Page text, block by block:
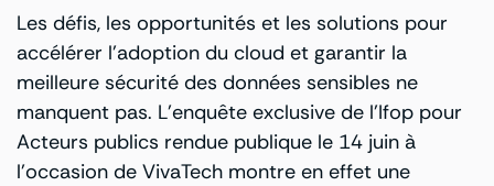
Les défis, les opportunités et les solutions pour
accélérer l’adoption du cloud et garantir la
meilleure sécurité des données sensibles ne
manquent pas. L’enquête exclusive de l’Ifop pour
Acteurs publics rendue publique le 14 juin à
l’occasion de VivaTech montre en effet une